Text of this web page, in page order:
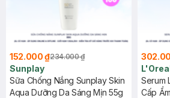
152.000 ₫234.000 ₫
Sunplay
Sữa Chống Nắng Sunplay Skin
Aqua Dưỡng Da Sáng Mịn 55g
Serum
Cấp